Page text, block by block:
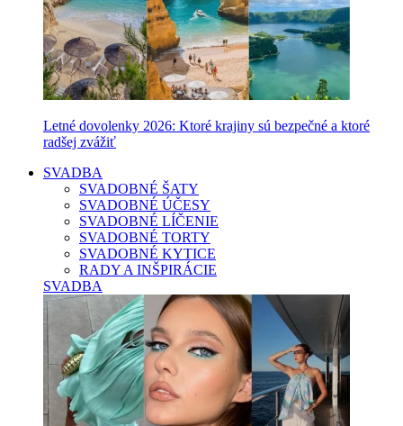
Letné dovolenky 2026: Ktoré krajiny sú bezpečné a ktoré
radšej zvážiť
SVADBA
SVADOBNÉ ŠATY
SVADOBNÉ ÚČESY
SVADOBNÉ LÍČENIE
SVADOBNÉ TORTY
SVADOBNÉ KYTICE
RADY A INŠPIRÁCIE
SVADBA